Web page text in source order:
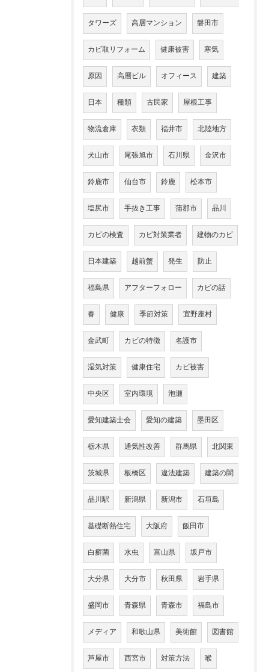
タワーズ 高層マンション 磐田市
カビ取リフォーム 健康被害 寒気
原因 高層ビル オフィース 建築
日本 種類 古民家 屋根工事
物流倉庫 衣類 福井市 北陸地方
犬山市 尾張旭市 石川県 金沢市
鈴鹿市 仙台市 鈴鹿 松本市
塩尻市 手抜き工事 蒲郡市 品川
カビの検査 カビ対策業者 建物のカビ
日本建築 越前蟹 発生 防止
福島県 アフターフォロー カビの話
春 健康 季節対策 宜野座村
金武町 カビの特徴 名護市
湿気対策 健康住宅 カビ被害
中央区 室内環境 泡瀬
愛知建築士会 愛知の建築 墨田区
栃木県 通気性改善 群馬県 北関東
茨城県 板橋区 違法建築 建築の闇
品川駅 新潟県 新潟市 石垣島
基礎断熱住宅 大阪府 飯田市
白癬菌 水虫 富山県 坂戸市
大分県 大分市 秋田県 岩手県
盛岡市 青森県 青森市 福島市
メディア 和歌山県 美術館 図書館
芦屋市 西宮市 対策方法 喉